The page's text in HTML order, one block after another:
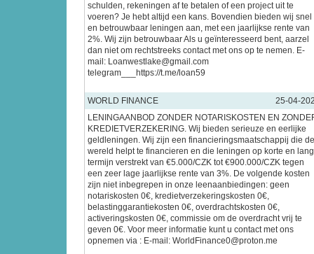
schulden, rekeningen af te betalen of een project uit te
voeren? Je hebt altijd een kans. Bovendien bieden wij snel
en betrouwbaar leningen aan, met een jaarlijkse rente van
2%. Wij zijn betrouwbaar Als u geïnteresseerd bent, aarzel
dan niet om rechtstreeks contact met ons op te nemen. E-
mail: Loanwestlake@gmail.com
telegram___https://t.me/loan59
WORLD FINANCE
25-04-
LENINGAANBOD ZONDER NOTARISKOSTEN EN
KREDIETVERZEKERING. Wij bieden serieuze en eerlijke
geldleningen. Wij zijn een financieringsmaatschappij die de
wereld helpt te financieren en die leningen op korte en
termijn verstrekt van €5.000/CZK tot €900.000/CZK tegen
een zeer lage jaarlijkse rente van 3%. De volgende kosten
zijn niet inbegrepen in onze leenaanbiedingen: geen
notariskosten 0€, kredietverzekeringskosten 0€,
belastinggarantiekosten 0€, overdrachtskosten 0€,
activeringskosten 0€, commissie om de overdracht vrij te
geven 0€. Voor meer informatie kunt u contact met ons
opnemen via : E-mail: WorldFinance0@proton.me